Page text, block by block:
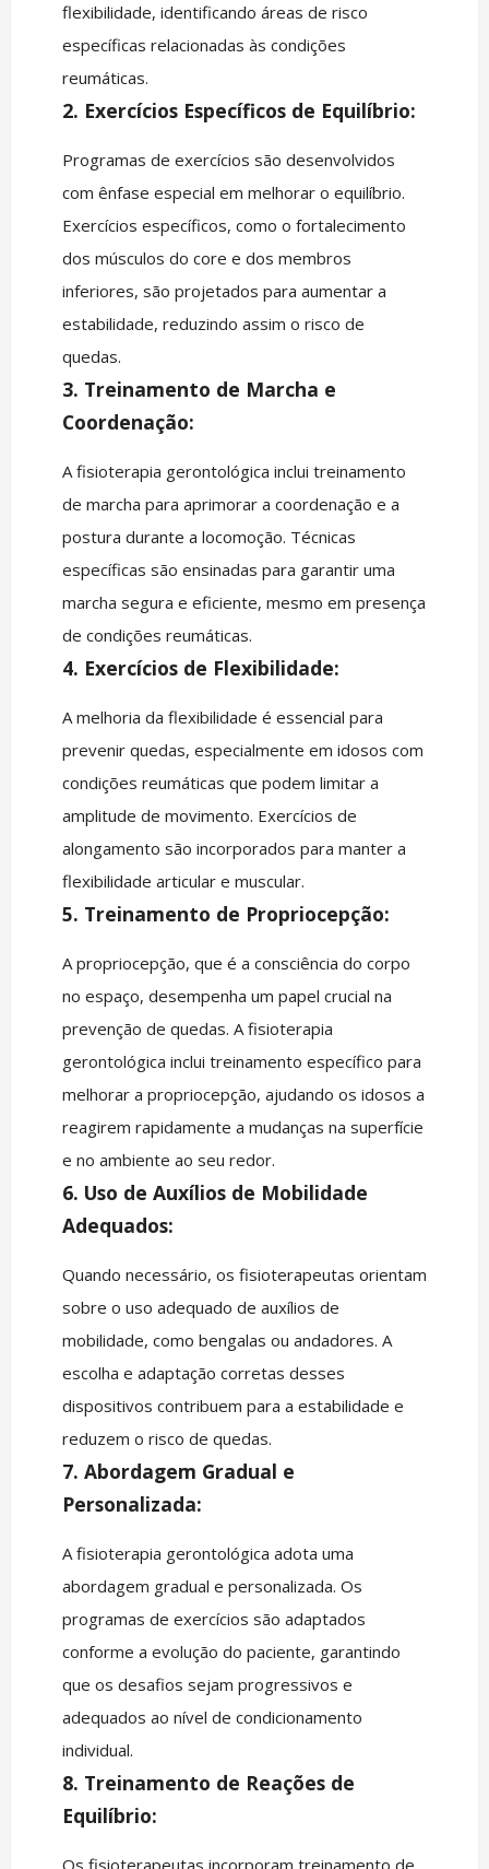
flexibilidade, identificando áreas de risco
específicas relacionadas às condições
reumáticas.
2. Exercícios Específicos de Equilíbrio:
Programas de exercícios são desenvolvidos
com ênfase especial em melhorar o equilíbrio.
Exercícios específicos, como o fortalecimento
dos músculos do core e dos membros
inferiores, são projetados para aumentar a
estabilidade, reduzindo assim o risco de
quedas.
3. Treinamento de Marcha e
Coordenação:
A fisioterapia gerontológica inclui treinamento
de marcha para aprimorar a coordenação e a
postura durante a locomoção. Técnicas
específicas são ensinadas para garantir uma
marcha segura e eficiente, mesmo em presença
de condições reumáticas.
4. Exercícios de Flexibilidade:
A melhoria da flexibilidade é essencial para
prevenir quedas, especialmente em idosos com
condições reumáticas que podem limitar a
amplitude de movimento. Exercícios de
alongamento são incorporados para manter a
flexibilidade articular e muscular.
5. Treinamento de Propriocepção:
A propriocepção, que é a consciência do corpo
no espaço, desempenha um papel crucial na
prevenção de quedas. A fisioterapia
gerontológica inclui treinamento específico para
melhorar a propriocepção, ajudando os idosos a
reagirem rapidamente a mudanças na superfície
e no ambiente ao seu redor.
6. Uso de Auxílios de Mobilidade
Adequados:
Quando necessário, os fisioterapeutas orientam
sobre o uso adequado de auxílios de
mobilidade, como bengalas ou andadores. A
escolha e adaptação corretas desses
dispositivos contribuem para a estabilidade e
reduzem o risco de quedas.
7. Abordagem Gradual e
Personalizada:
A fisioterapia gerontológica adota uma
abordagem gradual e personalizada. Os
programas de exercícios são adaptados
conforme a evolução do paciente, garantindo
que os desafios sejam progressivos e
adequados ao nível de condicionamento
individual.
8. Treinamento de Reações de
Equilíbrio:
Os fisioterapeutas incorporam treinamento de